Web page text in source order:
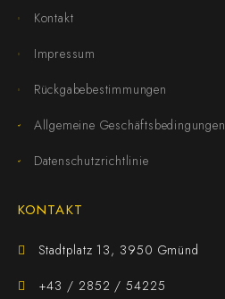
Kontakt
Impressum
Rückgabebestimmungen
Allgemeine Geschäftsbedingungen
Datenschutzrichtlinie
KONTAKT
Stadtplatz 13, 3950 Gmünd
+43 / 2852 / 54225